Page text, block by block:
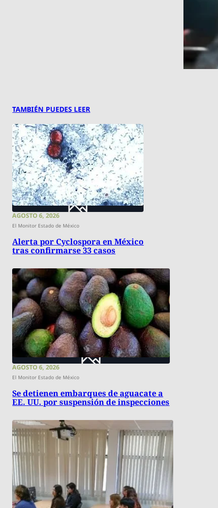
TAMBIÉN PUEDES LEER
AGOSTO 6, 2026
El Monitor Estado de México
Alerta por Cyclospora en México
tras confirmarse 33 casos
AGOSTO 6, 2026
El Monitor Estado de México
Se detienen embarques de aguacate a
EE. UU. por suspensión de inspecciones